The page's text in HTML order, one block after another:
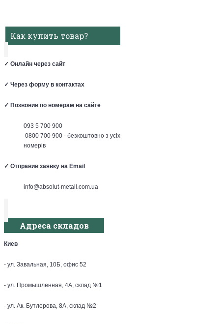
Как купить товар?
✓ Онлайн через сайт
✓ Через форму в контактах
✓ Позвонив по номерам на сайте
093 5 700 900
0800 700 900 - безкоштовно з усіх
номерів
✓ Отправив заявку на Email
info@absolut-metall.com.ua
Адреса складов
Киев
- ул. Завальная, 10Б, офис 52
- ул. Промышленная, 4А, склад №1
- ул. Ак. Бутлерова, 8А, склад №2